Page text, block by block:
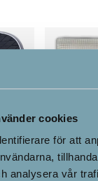
cookies
för att
analysera vår